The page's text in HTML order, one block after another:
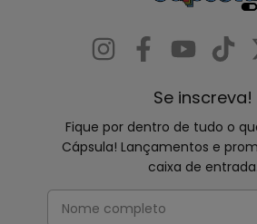
Se inscreva!
Fique por dentro de tudo o
Cápsula! Lançamentos e
caixa de entrada.